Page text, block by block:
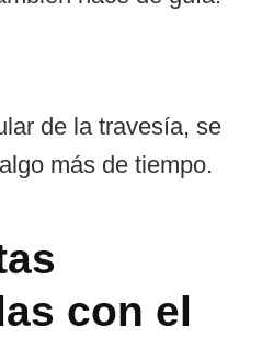
de la travesía, se
más de tiempo.
con el